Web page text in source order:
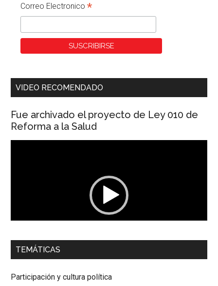
Correo Electronico*
VIDEO RECOMENDADO
Fue archivado el proyecto de Ley 010 de
Reforma a la Salud
00:00 01:04
Dra. Carolina Corcho Mejía,Presidenta Corporación
Colombiana
TEMÁTICAS
Participación y cultura política